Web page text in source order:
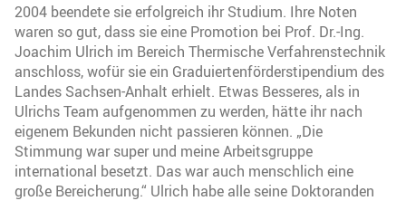
2004 beendete sie erfolgreich ihr Studium. Ihre Noten
waren so gut, dass sie eine Promotion bei Prof. Dr.-Ing.
Joachim Ulrich im Bereich Thermische Verfahrenstechnik
anschloss, wofür sie ein Graduiertenförderstipendium des
Landes Sachsen-Anhalt erhielt. Etwas Besseres, als in
Ulrichs Team aufgenommen zu werden, hätte ihr nach
eigenem Bekunden nicht passieren können. „Die
Stimmung war super und meine Arbeitsgruppe
international besetzt. Das war auch menschlich eine
große Bereicherung.“ Ulrich habe alle seine Doktoranden